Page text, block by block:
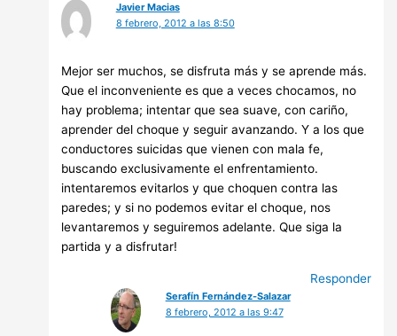
Javier Macias
8 febrero, 2012 a las 8:50
Mejor ser muchos, se disfruta más y se aprende más.
Que el inconveniente es que a veces chocamos, no
hay problema; intentar que sea suave, con cariño,
aprender del choque y seguir avanzando. Y a los que
conductores suicidas que vienen con mala fe,
buscando exclusivamente el enfrentamiento.
intentaremos evitarlos y que choquen contra las
paredes; y si no podemos evitar el choque, nos
levantaremos y seguiremos adelante. Que siga la
partida y a disfrutar!
Responder
Serafín Fernández-Salazar
8 febrero, 2012 a las 9:47